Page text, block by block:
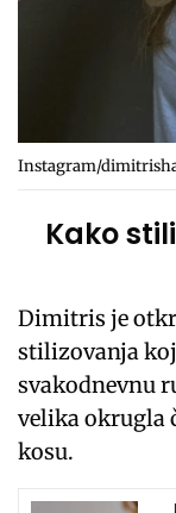
Instagram/
Kako
Dimitris je
stilizovanja
svakodnevnu
velika okrugla
kosu.